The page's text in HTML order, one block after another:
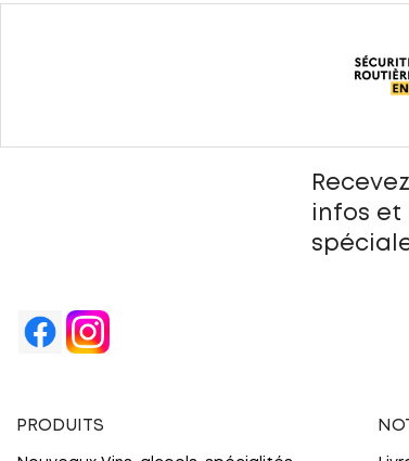
infos et
PRODUITS